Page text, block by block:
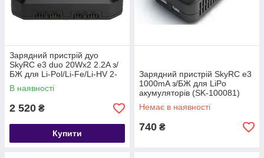
Зарядний пристрій дуо
SkyRC e3 duo 20Wx2 2.2A з/
БЖ для Li-Pol/Li-Fe/Li-HV 2-
3S акумуляторів (SK-100164)
В наявності
2 520 ₴
Купити
Зарядний пристрій SkyRC e3
1000mA з/БЖ для LiPo
акумуляторів (SK-100081)
Немає в наявності
740 ₴